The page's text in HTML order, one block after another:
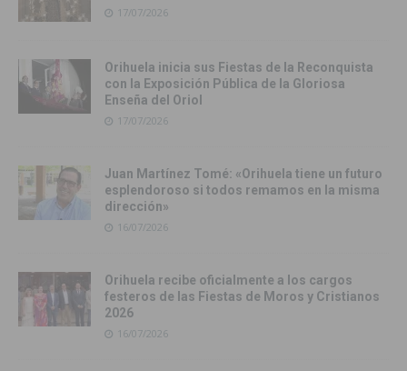
17/07/2026
Orihuela inicia sus Fiestas de la Reconquista
con la Exposición Pública de la Gloriosa
Enseña del Oriol
17/07/2026
Juan Martínez Tomé: «Orihuela tiene un futuro
esplendoroso si todos remamos en la misma
dirección»
16/07/2026
Orihuela recibe oficialmente a los cargos
festeros de las Fiestas de Moros y Cristianos
2026
16/07/2026